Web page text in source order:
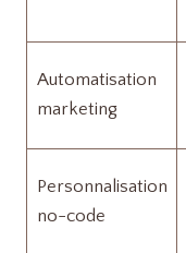
Automatisation
marketing
Personnalisation
no-code